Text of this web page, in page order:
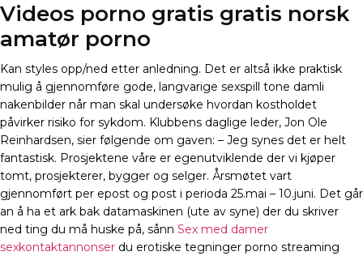
Videos porno gratis gratis norsk
amatør porno
Kan styles opp/ned etter anledning. Det er altså ikke praktisk
mulig å gjennomføre gode, langvarige sexspill tone damli
nakenbilder når man skal undersøke hvordan kostholdet
påvirker risiko for sykdom. Klubbens daglige leder, Jon Ole
Reinhardsen, sier følgende om gaven: – Jeg synes det er helt
fantastisk. Prosjektene våre er egenutviklende der vi kjøper
tomt, prosjekterer, bygger og selger. Årsmøtet vart
gjennomført per epost og post i perioda 25.mai – 10.juni. Det går
an å ha et ark bak datamaskinen (ute av syne) der du skriver
ned ting du må huske på, sånn Sex med damer
sexkontaktannonser du erotiske tegninger porno streaming